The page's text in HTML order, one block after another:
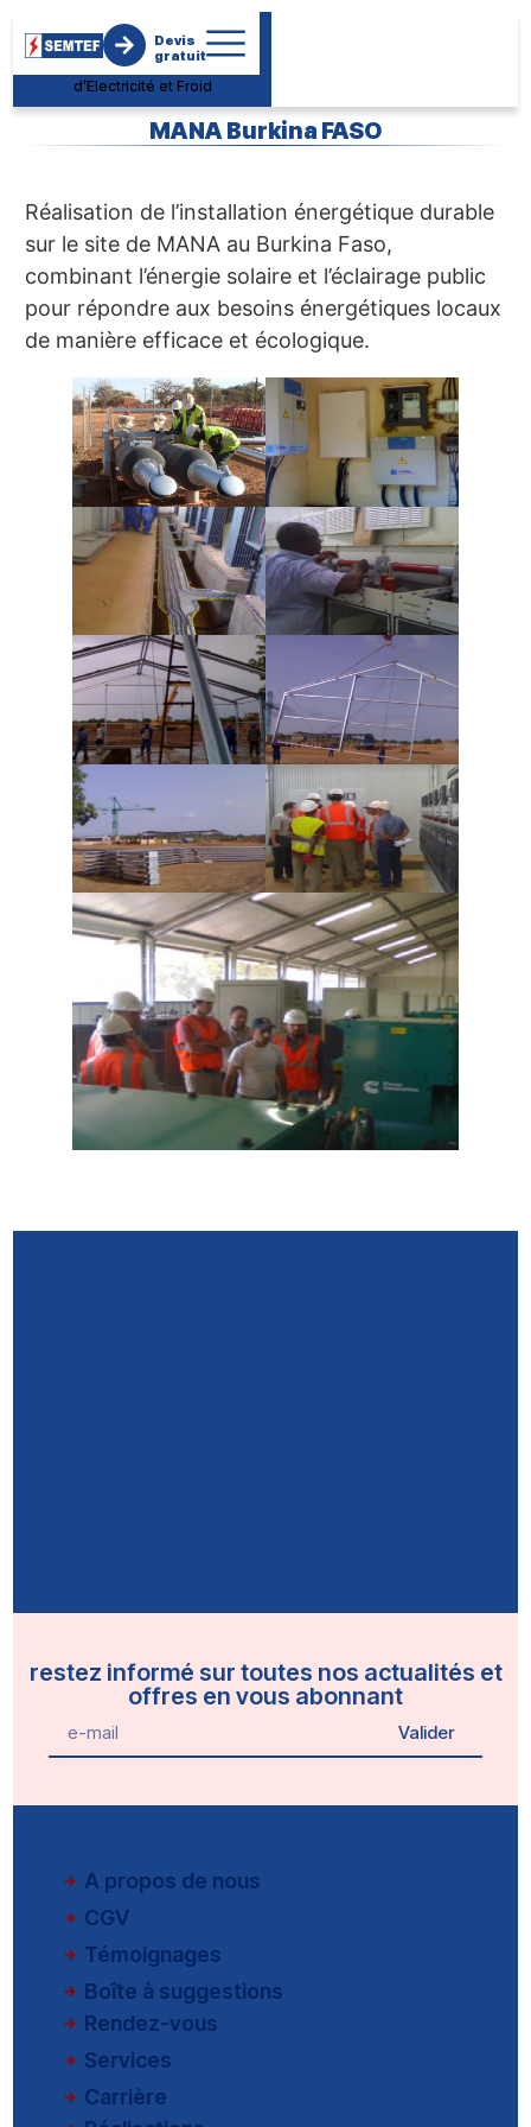
Société
d’Electromécanique de
Maintenance des Travaux
d’Electricité et Froid
Devis
gratuit
MANA Burkina FASO
Réalisation de l’installation énergétique durable
sur le site de MANA au Burkina Faso,
combinant l’énergie solaire et l’éclairage public
pour répondre aux besoins énergétiques locaux
de manière efficace et écologique.
restez informé sur toutes nos actualités et
offres en vous abonnant
Valider
A propos de nous
CGV
Témoignages
Boîte à suggestions
Rendez-vous
Services
Carrière